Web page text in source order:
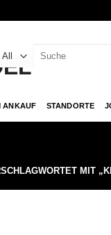
ANKAUF STANDORTE
MIT